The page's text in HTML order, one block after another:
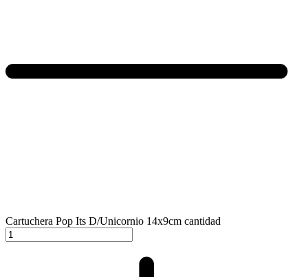
Cartuchera Pop Its D/Unicornio 14x9cm cantidad